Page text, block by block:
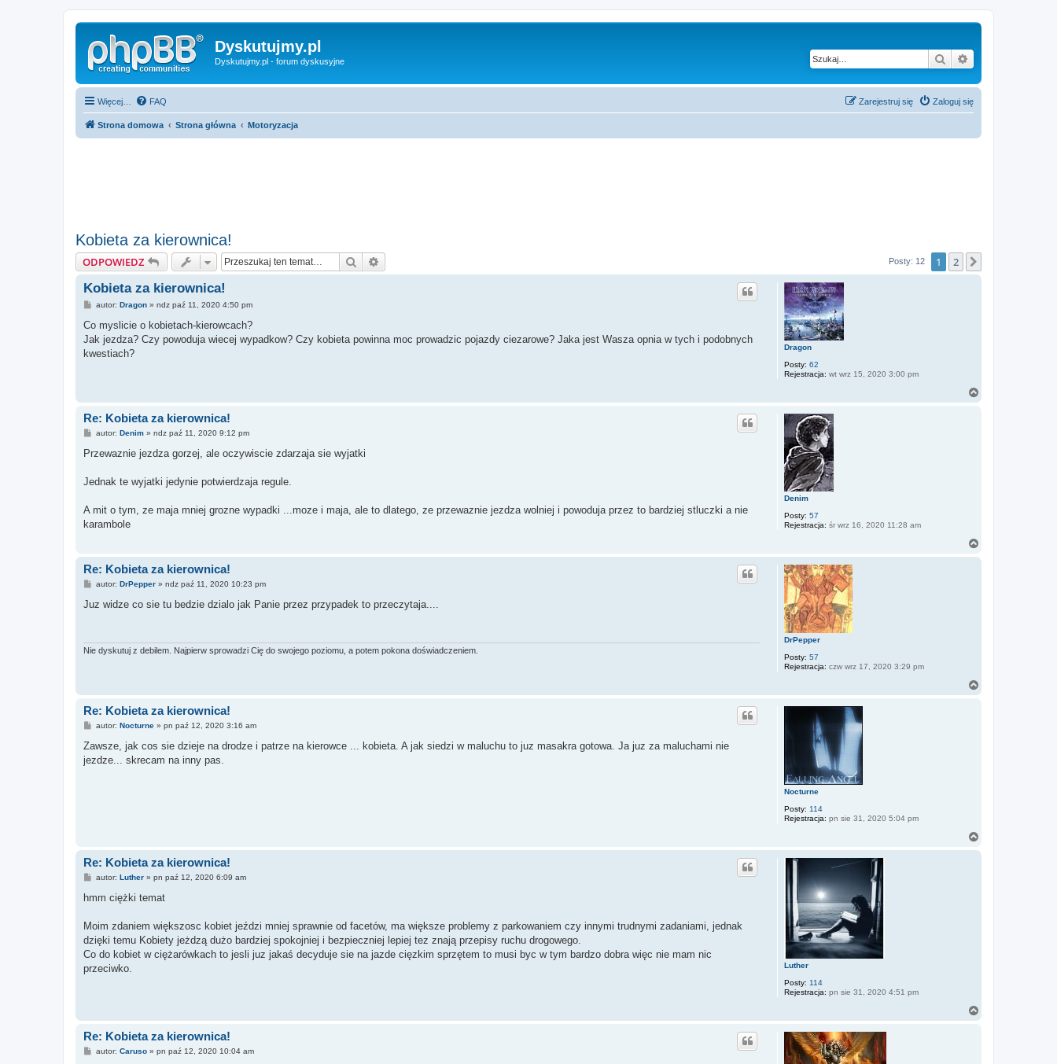
Dyskutujmy.pl
Dyskutujmy.pl - forum dyskusyjne Szukaj
Więcej… FAQ Zaloguj się
Zarejestruj się
Strona domowa Strona główna Motoryzacja
Kobieta za kierownica!
ODPOWIEDZ Szukaj Posty: 12 1 2
Dragon
Posty: 62
Rejestracja: wt wrz 15, 2020 3:00 pm
Kobieta za kierownica!
P
s
autor: Dragon» ndz paź 11, 2020 4:50 pm
Co myslicie o kobietach-kierowcach?
Jak jezdza? Czy powoduja wiecej wypadkow? Czy kobieta powinna moc prowadzic pojazdy ciezarowe? Jaka jest Wasza opnia w tych i podobnych
kwestiach?
Denim
Posty: 57
Rejestracja: śr wrz 16, 2020 11:28 am
Re: Kobieta za kierownica!
P
s
autor: Denim» ndz paź 11, 2020 9:12 pm
Przewaznie jezdza gorzej, ale oczywiscie zdarzaja sie wyjatki
Jednak te wyjatki jedynie potwierdzaja regule.
A mit o tym, ze maja mniej grozne wypadki ...moze i maja, ale to dlatego, ze przewaznie jezdza wolniej i powoduja przez to bardziej stluczki a nie
karambole
DrPepper
Posty: 57
Rejestracja: czw wrz 17, 2020 3:29 pm
Re: Kobieta za kierownica!
P
s
autor: DrPepper» ndz paź 11, 2020 10:23 pm
Juz widze co sie tu bedzie dzialo jak Panie przez przypadek to przeczytaja....
Nie dyskutuj z debilem. Najpierw sprowadzi Cię do swojego poziomu, a potem pokona doświadczeniem.
Nocturne
Posty: 114
Rejestracja: pn sie 31, 2020 5:04 pm
Re: Kobieta za kierownica!
P
s
autor: Nocturne» pn paź 12, 2020 3:16 am
Zawsze, jak cos sie dzieje na drodze i patrze na kierowce ... kobieta. A jak siedzi w maluchu to juz masakra gotowa. Ja juz za maluchami nie
jezdze... skrecam na inny pas.
Luther
Posty: 114
Rejestracja: pn sie 31, 2020 4:51 pm
Re: Kobieta za kierownica!
P
s
autor: Luther» pn paź 12, 2020 6:09 am
hmm ciężki temat
Moim zdaniem większosc kobiet jeździ mniej sprawnie od facetów, ma większe problemy z parkowaniem czy innymi trudnymi zadaniami, jednak
dzięki temu Kobiety jeżdzą dużo bardziej spokojniej i bezpieczniej lepiej tez znają przepisy ruchu drogowego.
Co do kobiet w ciężarówkach to jesli juz jakaś decyduje sie na jazde cięzkim sprzętem to musi byc w tym bardzo dobra więc nie mam nic
przeciwko.
Re: Kobieta za kierownica!
Pautor: Caruso» pn paź 12, 2020 10:04 am